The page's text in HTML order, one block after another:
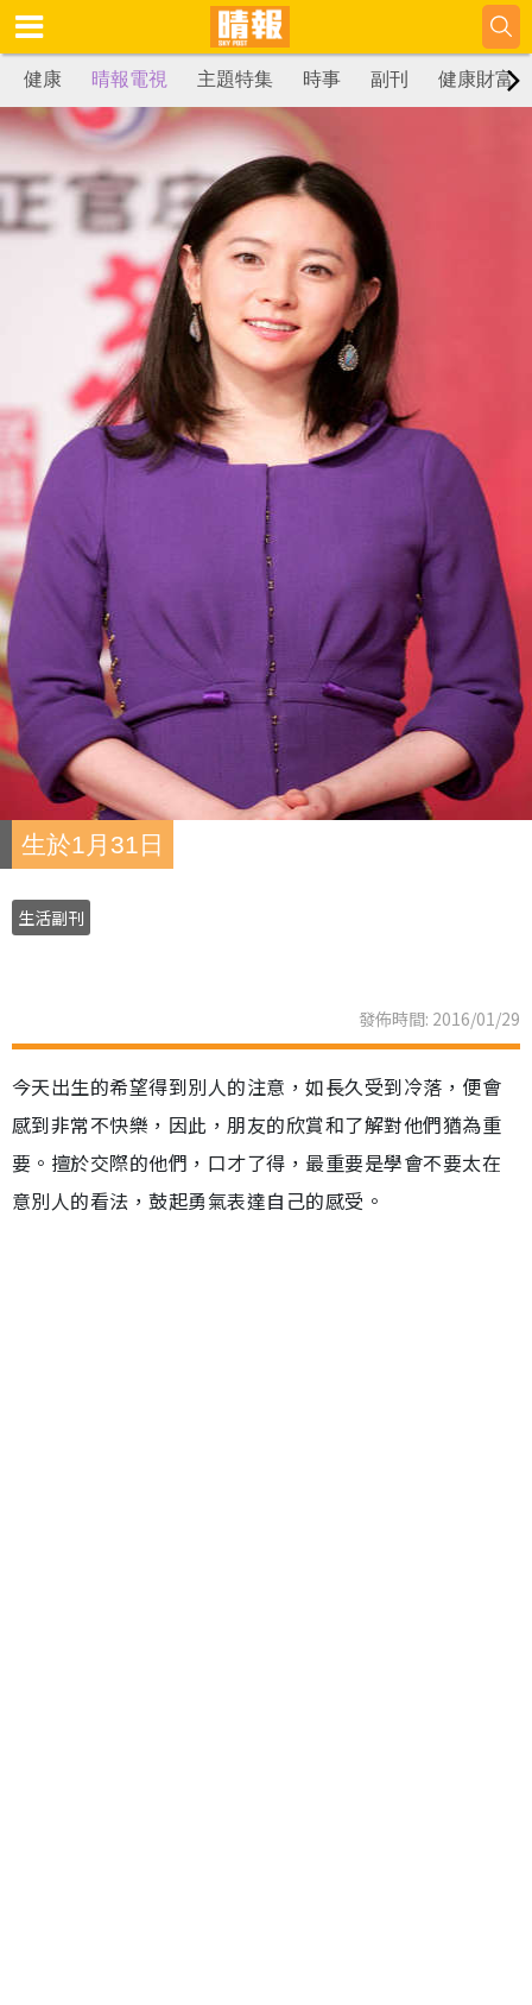
健康 晴報電視 主題特集 時事 副刊 健康財富
生於1月31日
生活副刊
發佈時間: 2016/01/29
今天出生的希望得到別人的注意，如長久受到冷落，便會
感到非常不快樂，因此，朋友的欣賞和了解對他們猶為重
要。擅於交際的他們，口才了得，最重要是學會不要太在
意別人的看法，鼓起勇氣表達自己的感受。